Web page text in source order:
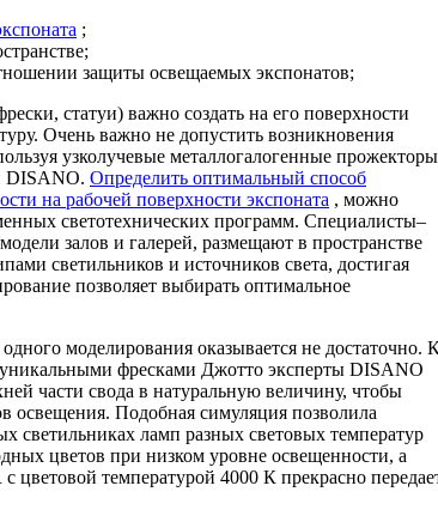
;
защиты освещаемых экспонатов;
статуи) важно создать на его поверхности
Очень важно не допустить возникновения
узколучевые металлогалогенные прожекторы
DISANO. Определить оптимальный способ
на рабочей поверхности экспоната , можно
светотехнических программ. Специалисты–
залов и галерей, размещают в пространстве
светильников и источников света, достигая
позволяет выбирать оптимальное
моделирования оказывается не достаточно.
фресками Джотто эксперты DISANO
части свода в натуральную величину, чтобы
освещения. Подобная симуляция позволила
светильниках ламп разных световых температур
цветов при низком уровне освещенности, а
цветовой температурой 4000 К прекрасно